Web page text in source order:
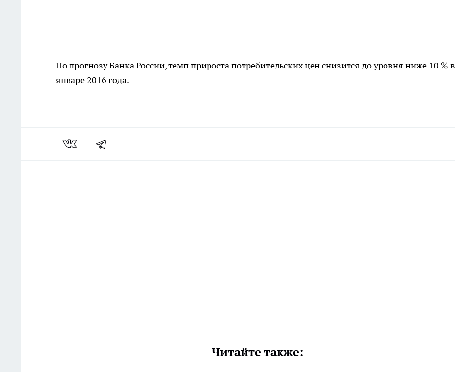
По прогнозу Банка России, темп прироста потребительских цен снизится до уровня ниже 10 % в
январе 2016 года.
Читайте также: